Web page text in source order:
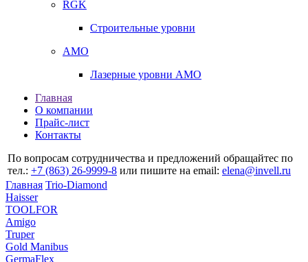
RGK
Строительные уровни
AMO
Лазерные уровни AMO
Главная
О компании
Прайс-лист
Контакты
По вопросам сотрудничества и предложений обращайтес по
тел.: +7 (863) 26‐9999‐8 или пишите на email: elena@invell.ru
Главная Trio-Diamond
Haisser
TOOLFOR
Amigo
Truper
Gold Manibus
GermaFlex